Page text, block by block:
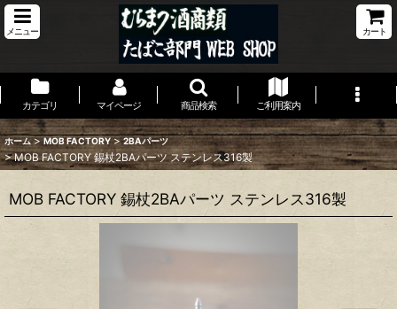
メニュー カート
カテゴリ マイページ 商品検索 ご利用案内
ホーム > MOB FACTORY > 2BAパーツ
> MOB FACTORY 錫杖2BAパーツ ステンレス316製
MOB FACTORY 錫杖2BAパーツ ステンレス316製